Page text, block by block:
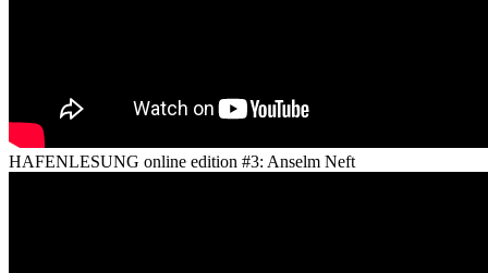
HAFENLESUNG online edition #3: Anselm Neft